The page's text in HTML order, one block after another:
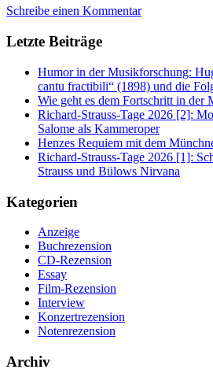
Schreibe einen Kommentar
Letzte Beiträge
Humor in der Musikforschung:
cantu fractibili“ (1898) und die
Wie geht es dem Fortschritt in der
Richard-Strauss-Tage 2026 [2]:
Salome als Kammeroper
Henzes Requiem mit dem
Richard-Strauss-Tage 2026 [1]:
Strauss und Bülows Nirvana
Kategorien
Anzeige
Buchrezension
CD-Rezension
Essay
Film-Rezension
Interview
Konzertrezension
Notenrezension
Archiv